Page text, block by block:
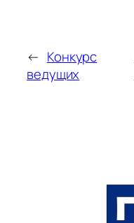
← Конкурс
ведущих